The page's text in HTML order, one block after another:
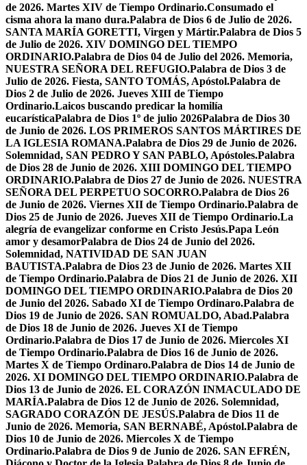
de 2026. Martes XIV de Tiempo Ordinario.Consumado el
cisma ahora la mano dura.Palabra de Dios 6 de Julio de 2026.
SANTA MARÍA GORETTI, Virgen y Mártir.Palabra de Dios 5
de Julio de 2026. XIV DOMINGO DEL TIEMPO
ORDINARIO.Palabra de Dios 04 de Julio del 2026. Memoria,
NUESTRA SEÑORA DEL REFUGIO.Palabra de Dios 3 de
Julio de 2026. Fiesta, SANTO TOMÁS, Apóstol.Palabra de
Dios 2 de Julio de 2026. Jueves XIII de Tiempo
Ordinario.Laicos buscando predicar la homilía
eucarísticaPalabra de Dios 1º de julio 2026Palabra de Dios 30
de Junio de 2026. LOS PRIMEROS SANTOS MÁRTIRES DE
LA IGLESIA ROMANA.Palabra de Dios 29 de Junio de 2026.
Solemnidad, SAN PEDRO Y SAN PABLO, Apóstoles.Palabra
de Dios 28 de Junio de 2026. XIII DOMINGO DEL TIEMPO
ORDINARIO.Palabra de Dios 27 de Junio de 2026. NUESTRA
SEÑORA DEL PERPETUO SOCORRO.Palabra de Dios 26
de Junio de 2026. Viernes XII de Tiempo Ordinario.Palabra de
Dios 25 de Junio de 2026. Jueves XII de Tiempo Ordinario.La
alegría de evangelizar conforme en Cristo Jesús.Papa León
amor y desamorPalabra de Dios 24 de Junio del 2026.
Solemnidad, NATIVIDAD DE SAN JUAN
BAUTISTA.Palabra de Dios 23 de Junio de 2026. Martes XII
de Tiempo Ordinario.Palabra de Dios 21 de Junio de 2026. XII
DOMINGO DEL TIEMPO ORDINARIO.Palabra de Dios 20
de Junio del 2026. Sabado XI de Tiempo Ordinaro.Palabra de
Dios 19 de Junio de 2026. SAN ROMUALDO, Abad.Palabra
de Dios 18 de Junio de 2026. Jueves XI de Tiempo
Ordinario.Palabra de Dios 17 de Junio de 2026. Miercoles XI
de Tiempo Ordinario.Palabra de Dios 16 de Junio de 2026.
Martes X de Tiempo Ordinaro.Palabra de Dios 14 de Junio de
2026. XI DOMINGO DEL TIEMPO ORDINARIO.Palabra de
Dios 13 de Junio de 2026. EL CORAZÓN INMACULADO DE
MARÍA.Palabra de Dios 12 de Junio de 2026. Solemnidad,
SAGRADO CORAZÓN DE JESÚS.Palabra de Dios 11 de
Junio de 2026. Memoria, SAN BERNABÉ, Apóstol.Palabra de
Dios 10 de Junio de 2026. Miercoles X de Tiempo
Ordinario.Palabra de Dios 9 de Junio de 2026. SAN EFRÉN,